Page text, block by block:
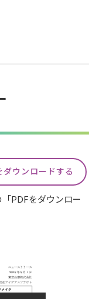
ダウンロードする
PDFをダウンロー